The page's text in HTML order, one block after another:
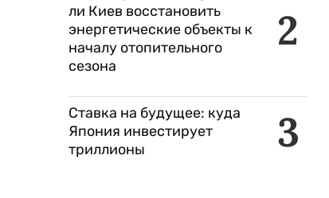
2
ли Киев восстановить
энергетические объекты к
началу отопительного
сезона
3
Ставка на будущее: куда
Япония инвестирует
триллионы